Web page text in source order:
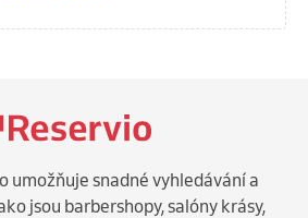
umožňuje snadné vyhledávání a
jsou barbershopy, salóny krásy,